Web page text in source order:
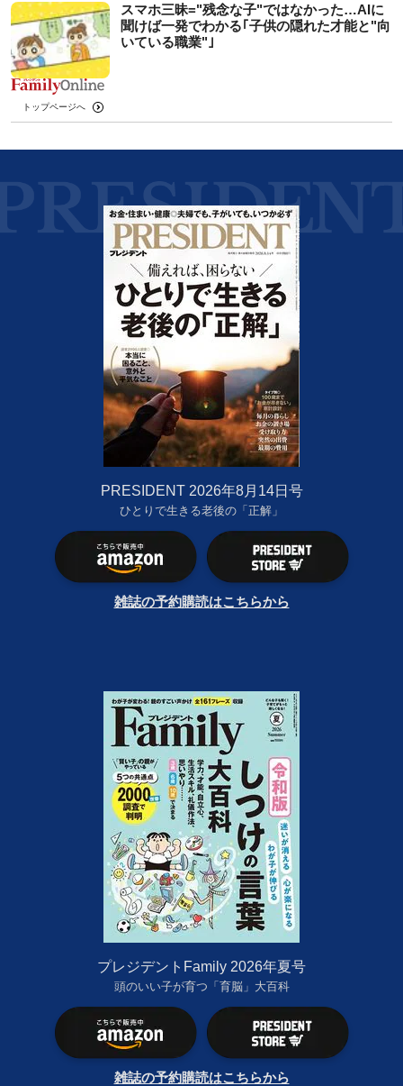
スマホ三昧="残念な子"ではなかった…AIに
聞けば一発でわかる｢子供の隠れた才能と"向
いている職業"｣
トップページへ
PRESIDENT 2026年8月14日号
ひとりで生きる老後の「正解」
雑誌の予約購読はこちらから
プレジデントFamily 2026年夏号
頭のいい子が育つ「育脳」大百科
雑誌の予約購読はこちらから